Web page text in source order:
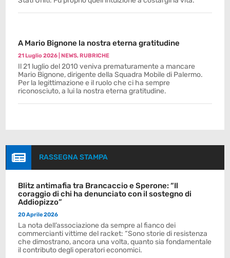
A Mario Bignone la nostra eterna gratitudine
21 Luglio 2026 |NEWS,RUBRICHE
Il 21 luglio del 2010 veniva prematuramente a mancare
Mario Bignone, dirigente della Squadra Mobile di Palermo.
Per la legittimazione e il ruolo che ci ha sempre
riconosciuto, a lui la nostra eterna gratitudine.
 RASSEGNA STAMPA
Blitz antimafia tra Brancaccio e Sperone: “Il
coraggio di chi ha denunciato con il sostegno di
Addiopizzo”
20 Aprile 2026
La nota dell’associazione da sempre al fianco dei
commercianti vittime del racket: “Sono storie di resistenza
che dimostrano, ancora una volta, quanto sia fondamentale
il contributo degli operatori economici.